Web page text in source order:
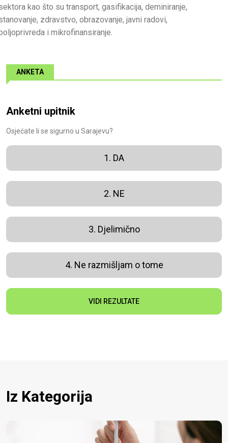
kao što su transport, gasifikacija, deminiranje,
zdravstvo, obrazovanje, javni radovi,
i mikrofinansiranje.
ANKETA
Anketni upitnik
Osjećate li se sigurno u Sarajevu?
1. DA
2. NE
3. Djelimično
4. Ne razmišljam o tome
VIDI REZULTATE
Iz Kategorija